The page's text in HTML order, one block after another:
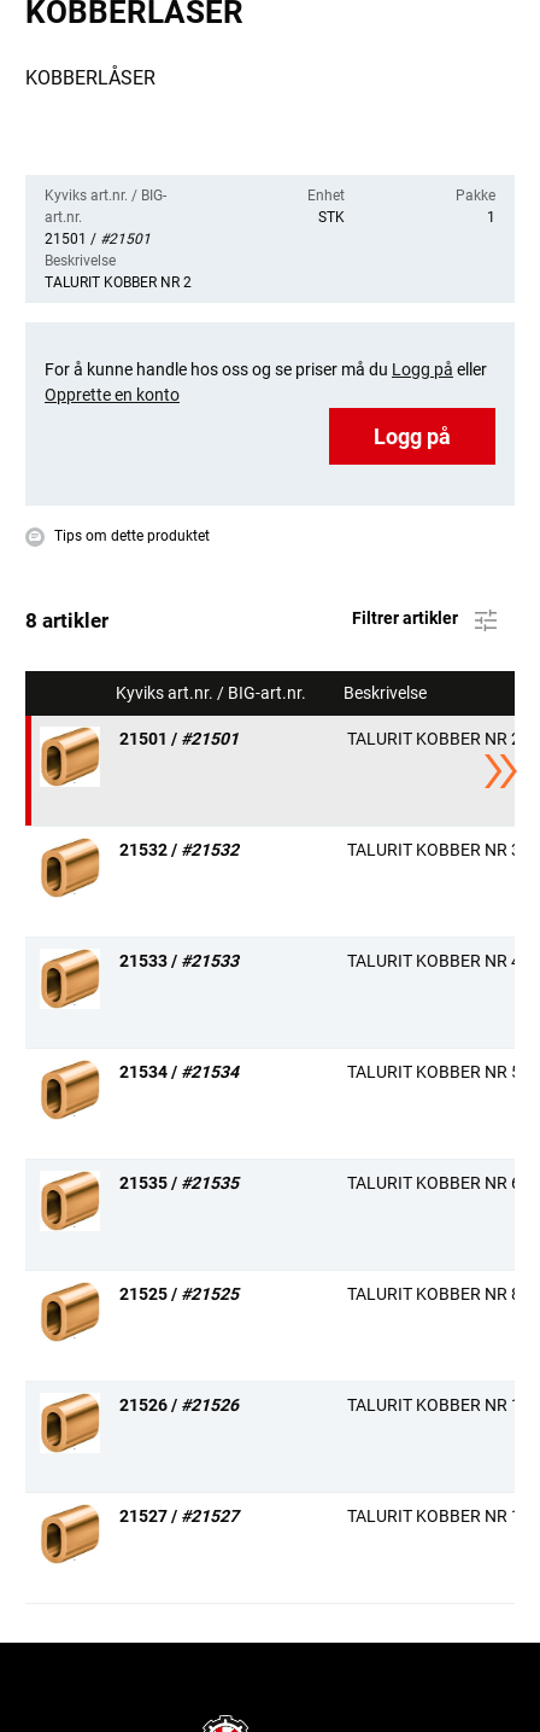
KOBBERLÅSER
KOBBERLÅSER
Kyviks art.nr. / BIG-
art.nr.
21501 / #21501
Enhet
STK
Pakke
1
Beskrivelse
TALURIT KOBBER NR 2
For å kunne handle hos oss og se priser må du Logg på eller
Opprette en konto
Logg på
Tips om dette produktet
8 artikler Filtrer artikler
Kyviks art.nr. / BIG-art.nr. Beskrivelse
21501 / #21501 TALURIT KOBBER NR 2
21532 / #21532 TALURIT KOBBER NR 3
21533 / #21533 TALURIT KOBBER NR 4
21534 / #21534 TALURIT KOBBER NR 5
21535 / #21535 TALURIT KOBBER NR 6
21525 / #21525 TALURIT KOBBER NR 8
21526 / #21526 TALURIT KOBBER NR 10
21527 / #21527 TALURIT KOBBER NR 12